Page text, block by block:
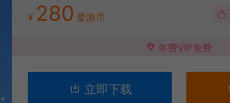
¥ 280 爱游币
年费VIP免费
立即下载